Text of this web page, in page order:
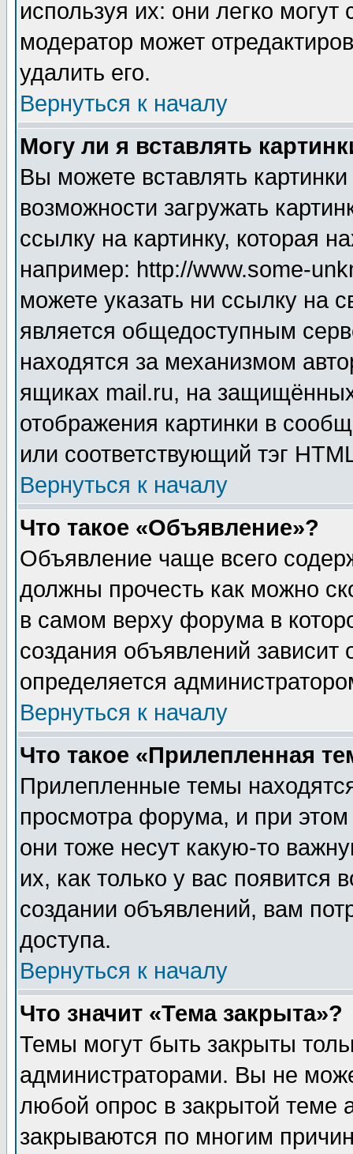
используя их: они легко
модератор может
удалить его.
Вернуться к началу
Могу ли я вставлять
Вы можете вставлять
возможности загружать
ссылку на картинку, которая
например: http://www.some-
можете указать ни ссылку на
является общедоступным
находятся за механизмом
ящиках mail.ru, на
отображения картинки в
или соответствующий тэг
Вернуться к началу
Что такое «Объявление»?
Объявление чаще всего
должны прочесть как можно
в самом верху форума в
создания объявлений зависит
определяется
Вернуться к началу
Что такое «Прилепленная
Прилепленные темы
просмотра форума, и при
они тоже несут какую-то
их, как только у вас появится
создании объявлений, вам
доступа.
Вернуться к началу
Что значит «Тема закрыта»?
Темы могут быть закрыты
администраторами. Вы не
любой опрос в закрытой теме
закрываются по многим